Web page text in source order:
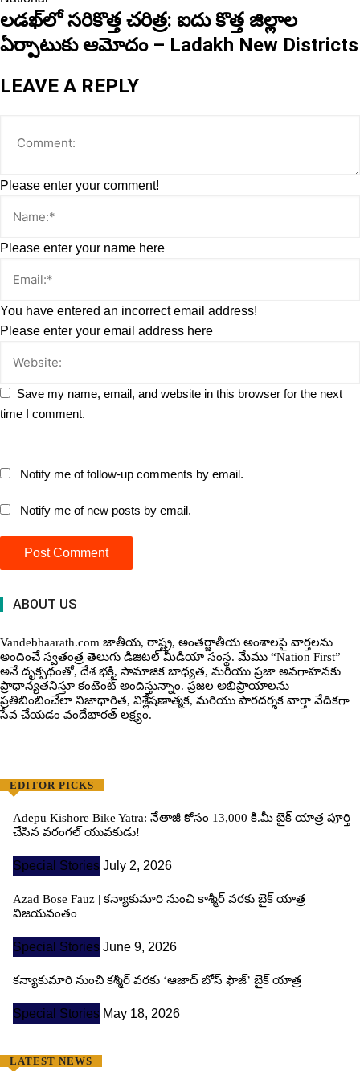
లడఖ్‌లో సరికొత్త చరిత్ర: ఐదు కొత్త జిల్లాల
ఏర్పాటుకు ఆమోదం – Ladakh New Districts
LEAVE A REPLY
Please enter your comment!
Please enter your name here
You have entered an incorrect email address!
Please enter your email address here
Save my name, email, and website in this browser for the next
time I comment.
Notify me of follow-up comments by email.
Notify me of new posts by email.
ABOUT US
Vandebhaarath.com జాతీయ, రాష్ట్ర, అంతర్జాతీయ అంశాలపై వార్తలను
అందించే స్వతంత్ర తెలుగు డిజిటల్ మీడియా సంస్థ. మేము “Nation First”
అనే దృక్పథంతో, దేశ భక్తి, సామాజిక బాధ్యత, మరియు ప్రజా అవగాహనకు
ప్రాధాన్యతనిస్తూ కంటెంట్ అందిస్తున్నాం. ప్రజల అభిప్రాయాలను
ప్రతిబింబించేలా నిజాధారిత, విశ్లేషణాత్మక, మరియు పారదర్శక వార్తా వేదికగా
సేవ చేయడం వందేభార‌త్ ల‌క్ష్యం.
EDITOR PICKS
Adepu Kishore Bike Yatra: నేతాజీ కోసం 13,000 కి.మీ బైక్ యాత్ర పూర్తి
చేసిన వరంగల్ యువకుడు!
Special Stories July 2, 2026
Azad Bose Fauz | కన్యాకుమారి నుంచి కాశ్మీర్ వరకు బైక్ యాత్ర
విజయవంతం
Special Stories June 9, 2026
కన్యాకుమారి నుంచి కశ్మీర్ వరకు ‘ఆజాద్ బోస్ ఫౌజ్’ బైక్ యాత్ర
Special Stories May 18, 2026
LATEST NEWS